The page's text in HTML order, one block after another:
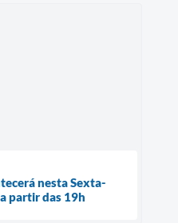
nesta Sexta-
partir das 19h